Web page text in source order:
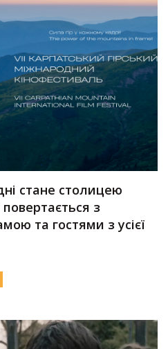
стане столицею
повертається з
та гостями з усієї